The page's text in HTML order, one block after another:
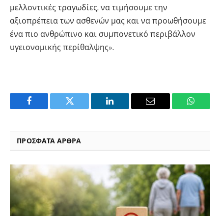
μελλοντικές τραγωδίες, να τιμήσουμε την
αξιοπρέπεια των ασθενών μας και να προωθήσουμε
ένα πιο ανθρώπινο και συμπονετικό περιβάλλον
υγειονομικής περίθαλψης».
Facebook Twitter LinkedIn Email
ΠΡΟΣΦΑΤΑ ΑΡΘΡΑ